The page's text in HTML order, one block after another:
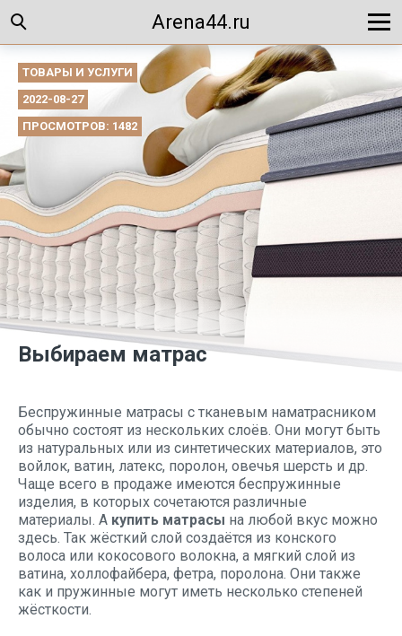
Arena44.ru
ТОВАРЫ И УСЛУГИ
2022-08-27
ПРОСМОТРОВ: 1482
Выбираем матрас
Беспружинные матрасы с тканевым наматрасником
обычно состоят из нескольких слоёв. Они могут быть
из натуральных или из синтетических материалов, это
войлок, ватин, латекс, поролон, овечья шерсть и др.
Чаще всего в продаже имеются беспружинные
изделия, в которых сочетаются различные
материалы. А купить матрасы на любой вкус можно
здесь. Так жёсткий слой создаётся из конского
волоса или кокосового волокна, а мягкий слой из
ватина, холлофайбера, фетра, поролона. Они также
как и пружинные могут иметь несколько степеней
жёсткости.